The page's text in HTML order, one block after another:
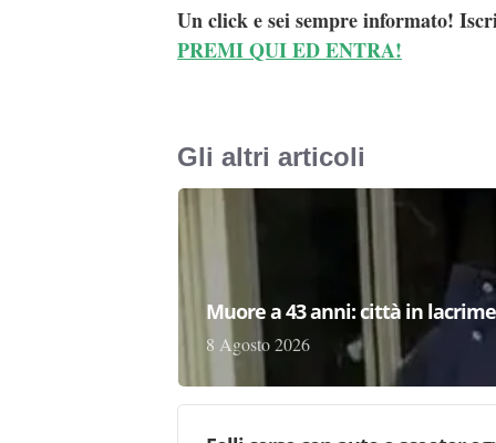
Un click e sei sempre informato!
PREMI QUI ED ENTRA!
Gli altri articoli
Muore a 43 anni: città in
8 Agosto 2026